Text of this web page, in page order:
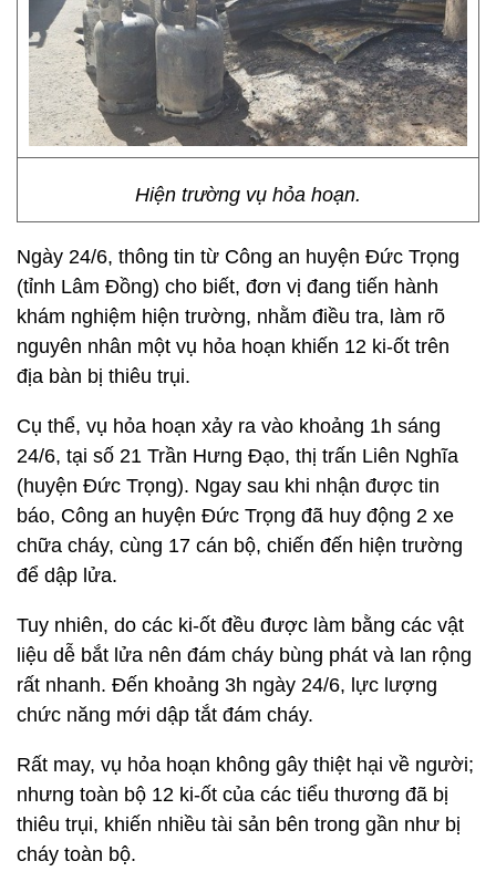
Hiện trường vụ hỏa hoạn.
Ngày 24/6, thông tin từ Công an huyện Đức Trọng
(tỉnh Lâm Đồng) cho biết, đơn vị đang tiến hành
khám nghiệm hiện trường, nhằm điều tra, làm rõ
nguyên nhân một vụ hỏa hoạn khiến 12 ki-ốt trên
địa bàn bị thiêu trụi.
Cụ thể, vụ hỏa hoạn xảy ra vào khoảng 1h sáng
24/6, tại số 21 Trần Hưng Đạo, thị trấn Liên Nghĩa
(huyện Đức Trọng). Ngay sau khi nhận được tin
báo, Công an huyện Đức Trọng đã huy động 2 xe
chữa cháy, cùng 17 cán bộ, chiến đến hiện trường
để dập lửa.
Tuy nhiên, do các ki-ốt đều được làm bằng các vật
liệu dễ bắt lửa nên đám cháy bùng phát và lan rộng
rất nhanh. Đến khoảng 3h ngày 24/6, lực lượng
chức năng mới dập tắt đám cháy.
Rất may, vụ hỏa hoạn không gây thiệt hại về người;
nhưng toàn bộ 12 ki-ốt của các tiểu thương đã bị
thiêu trụi, khiến nhiều tài sản bên trong gần như bị
cháy toàn bộ.